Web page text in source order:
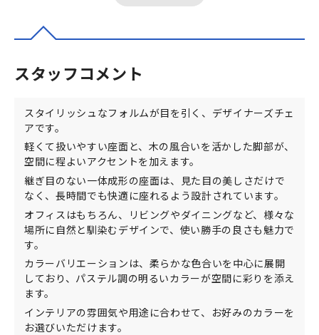
スタッフコメント
スタイリッシュなフォルムが目を引く、デザイナーズチェ
アです。
軽くて扱いやすい座面と、木の風合いを活かした脚部が、
空間に程よいアクセントを加えます。
継ぎ目のない一体成形の座面は、見た目の美しさだけで
なく、長時間でも快適に座れるよう設計されています。
オフィスはもちろん、リビングやダイニングなど、様々な
場所に自然と馴染むデザインで、使い勝手の良さも魅力で
す。
カラーバリエーションは、柔らかな色合いを中心に展開
しており、パステル調の明るいカラーが空間に彩りを添え
ます。
インテリアの雰囲気や用途に合わせて、お好みのカラーを
お選びいただけます。